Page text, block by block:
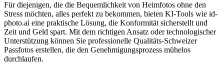
Für diejenigen, die die Bequemlichkeit von Heimfotos ohne den
Stress möchten, alles perfekt zu bekommen, bieten KI-Tools wie id-
photo.ai eine praktische Lösung, die Konformität sicherstellt und
Zeit und Geld spart. Mit dem richtigen Ansatz oder technologischer
Unterstützung können Sie professionelle Qualitäts-Schweizer
Passfotos erstellen, die den Genehmigungsprozess mühelos
durchlaufen.